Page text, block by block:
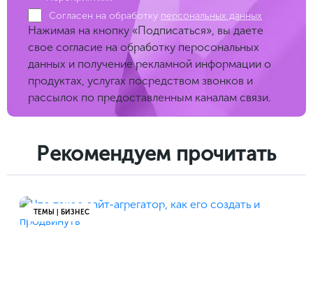
Согласен на обработку персональных данных
Нажимая на кнопку «Подписаться», вы даете
свое согласие на обработку перосональных
данных и получение рекламной информации о
продуктах, услугах посредством звонков и
рассылок по предоставленным каналам связи.
Рекомендуем прочитать
ТЕМЫ | БИЗНЕС